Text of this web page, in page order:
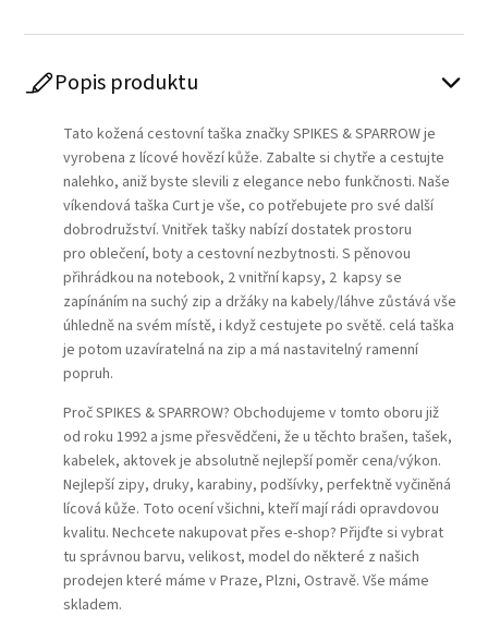
Popis produktu
Tato kožená cestovní taška značky SPIKES & SPARROW je
vyrobena z lícové hovězí kůže. Zabalte si chytře a cestujte
nalehko, aniž byste slevili z elegance nebo funkčnosti. Naše
víkendová taška Curt je vše, co potřebujete pro své další
dobrodružství. Vnitřek tašky nabízí dostatek prostoru
pro oblečení, boty a cestovní nezbytnosti. S pěnovou
přihrádkou na notebook, 2 vnitřní kapsy, 2 kapsy se
zapínáním na suchý zip a držáky na kabely/láhve zůstává vše
úhledně na svém místě, i když cestujete po světě. celá taška
je potom uzavíratelná na zip a má nastavitelný ramenní
popruh.
Proč SPIKES & SPARROW? Obchodujeme v tomto oboru již
od roku 1992 a jsme přesvědčeni, že u těchto brašen, tašek,
kabelek, aktovek je absolutně nejlepší poměr cena/výkon.
Nejlepší zipy, druky, karabiny, podšívky, perfektně vyčiněná
lícová kůže. Toto ocení všichni, kteří mají rádi opravdovou
kvalitu. Nechcete nakupovat přes e-shop? Přijďte si vybrat
tu správnou barvu, velikost, model do některé z našich
prodejen které máme v Praze, Plzni, Ostravě. Vše máme
skladem.